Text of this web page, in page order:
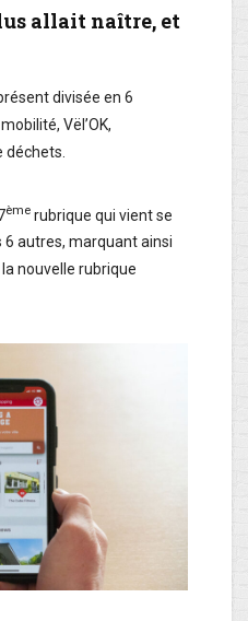
allait naître, et
divisée en 6
Vël’OK,
ème rubrique qui vient se
autres, marquant ainsi
la nouvelle rubrique